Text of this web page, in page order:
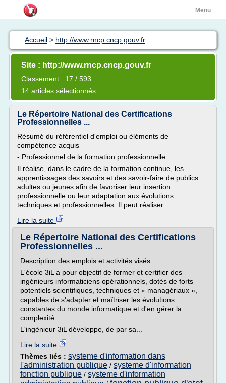
Menu
Accueil > http://www.rncp.cncp.gouv.fr
Site : http://www.rncp.cncp.gouv.fr
Classement : 17 / 593
14 articles sélectionnés
Le Répertoire National des Certifications
Professionnelles ...
Résumé du référentiel d'emploi ou éléments de
compétence acquis
- Professionnel de la formation professionnelle :
Il réalise, dans le cadre de la formation continue, les
apprentissages des savoirs et des savoir-faire de publics
adultes ou jeunes afin de favoriser leur insertion
professionnelle ou leur adaptation aux évolutions
techniques et professionnelles. Il peut réaliser...
Lire la suite
Le Répertoire National des Certifications
Professionnelles ...
Description des emplois et activités visés
L'école 3iL a pour objectif de former et certifier des
ingénieurs informaticiens opérationnels, dotés de forts
potentiels scientifiques, techniques et « managériaux »,
capables de s'adapter et maîtriser les évolutions
constantes du monde informatique et d'en gérer la
complexité.
L'ingénieur 3iL développe, de par sa...
Lire la suite
Thèmes liés : systeme d'information dans
l'administration publique / systeme d'information
fonction publique / systeme d'information